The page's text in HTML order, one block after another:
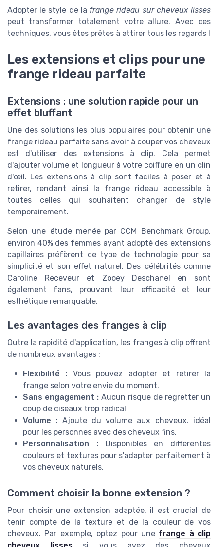
Adopter le style de la frange rideau sur cheveux lisses
peut transformer totalement votre allure. Avec ces
techniques, vous êtes prêtes à attirer tous les regards !
Les extensions et clips pour une
frange rideau parfaite
Extensions : une solution rapide pour un
effet bluffant
Une des solutions les plus populaires pour obtenir une
frange rideau parfaite sans avoir à couper vos cheveux
est d'utiliser des extensions à clip. Cela permet
d'ajouter volume et longueur à votre coiffure en un clin
d'œil. Les extensions à clip sont faciles à poser et à
retirer, rendant ainsi la frange rideau accessible à
toutes celles qui souhaitent changer de style
temporairement.
Selon une étude menée par CCM Benchmark Group,
environ 40% des femmes ayant adopté des extensions
capillaires préfèrent ce type de technologie pour sa
simplicité et son effet naturel. Des célébrités comme
Caroline Receveur et Zooey Deschanel en sont
également fans, prouvant leur efficacité et leur
esthétique remarquable.
Les avantages des franges à clip
Outre la rapidité d'application, les franges à clip offrent
de nombreux avantages :
Flexibilité : Vous pouvez adopter et retirer la
frange selon votre envie du moment.
Sans engagement : Aucun risque de regretter un
coup de ciseaux trop radical.
Volume : Ajoute du volume aux cheveux, idéal
pour les personnes avec des cheveux fins.
Personnalisation :Disponibles en différentes
couleurs et textures pour s'adapter parfaitement à
vos cheveux naturels.
Comment choisir la bonne extension ?
Pour choisir une extension adaptée, il est crucial de
tenir compte de la texture et de la couleur de vos
cheveux. Par exemple, optez pour une frange à clip
cheveux lissessi vous avez des cheveux